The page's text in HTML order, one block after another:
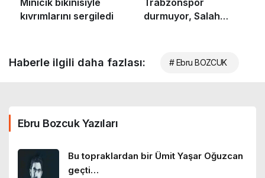
Haberle ilgili daha fazlası: # Ebru BOZCUK
Ebru Bozcuk Yazıları
Bu topraklardan bir Ümit Yaşar Oğuzcan
geçti…